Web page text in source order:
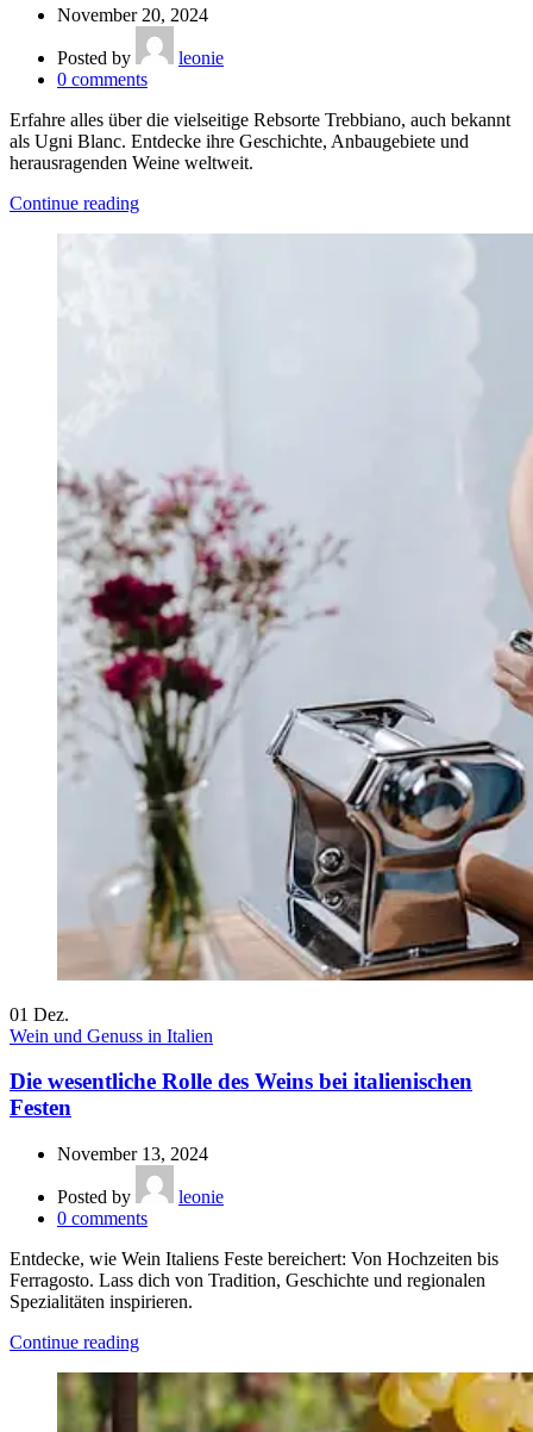
November 20, 2024
Posted by
leonie
0 comments
Erfahre alles über die vielseitige Rebsorte Trebbiano, auch bekannt
als Ugni Blanc. Entdecke ihre Geschichte, Anbaugebiete und
herausragenden Weine weltweit.
Continue reading
01 Dez.
Wein und Genuss in Italien
Die wesentliche Rolle des Weins bei italienischen
Festen
November 13, 2024
Posted by
leonie
0 comments
Entdecke, wie Wein Italiens Feste bereichert: Von Hochzeiten bis
Ferragosto. Lass dich von Tradition, Geschichte und regionalen
Spezialitäten inspirieren.
Continue reading